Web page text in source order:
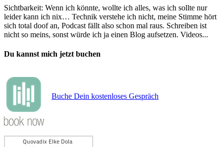
Sichtbarkeit: Wenn ich könnte, wollte ich alles, was ich sollte nur
leider kann ich nix… Technik verstehe ich nicht, meine Stimme hört
sich total doof an, Podcast fällt also schon mal raus. Schreiben ist
nicht so meins, sonst würde ich ja einen Blog aufsetzen. Videos...
Du kannst mich jetzt buchen
Buche Dein kostenloses Gespräch